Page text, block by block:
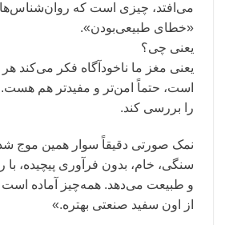
می‌افتد، چیزی است که روان‌شناس‌ها
«خطای طبیعی‌بودن».
یعنی چی؟
یعنی مغز ما ناخودآگاه فکر می‌کند
است، حتماً امن‌تر و مفیدتر هم هست.
را بررسی کند.
نمک صورتی دقیقاً سوار همین موج
سنگی، خام، بدون فرآوری پیچیده،
و طبیعت می‌دهد. همه‌چیز آماده است
از اون سفید صنعتی بهتره.»